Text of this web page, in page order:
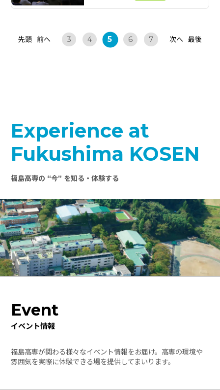
先頭 前へ 3 4 5 6 7 次へ 最後
Experience at
Fukushima KOSEN
福島高専の “今” を知る・体験する
Event
イベント情報
福島高専が関わる様々なイベント情報をお届け。高専の環境や
雰囲気を実際に体験できる場を提供してまいります。